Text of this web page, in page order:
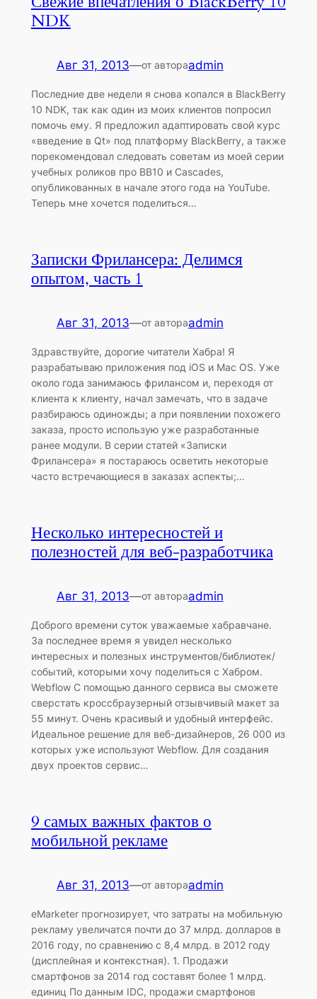
NDK
Авг 31, 2013—от автораadmin
Последние две недели я снова копался в BlackBerry
10 NDK, так как один из моих клиентов попросил
помочь ему. Я предложил адаптировать свой курс
«введение в Qt» под платформу BlackBerry, а также
порекомендовал следовать советам из моей серии
учебных роликов про BB10 и Cascades,
опубликованных в начале этого года на YouTube.
Теперь мне хочется поделиться…
Записки Фрилансера: Делимся
опытом, часть 1
Авг 31, 2013—от автораadmin
Здравствуйте, дорогие читатели Хабра! Я
разрабатываю приложения под iOS и Mac OS. Уже
около года занимаюсь фрилансом и, переходя от
клиента к клиенту, начал замечать, что в задаче
разбираюсь одиножды; а при появлении похожего
заказа, просто использую уже разработанные
ранее модули. В серии статей «Записки
Фрилансера» я постараюсь осветить некоторые
часто встречающиеся в заказах аспекты;…
Несколько интересностей и
полезностей для веб-разработчика
Авг 31, 2013—от автораadmin
Доброго времени суток уважаемые хабравчане.
За последнее время я увидел несколько
интересных и полезных инструментов/библиотек/
событий, которыми хочу поделиться с Хабром.
Webflow С помощью данного сервиса вы сможете
сверстать кроссбраузерный отзывчивый макет за
55 минут. Очень красивый и удобный интерфейс.
Идеальное решение для веб-дизайнеров, 26 000 из
которых уже используют Webflow. Для создания
двух проектов сервис…
9 самых важных фактов о
мобильной рекламе
Авг 31, 2013—от автораadmin
eMarketer прогнозирует, что затраты на мобильную
рекламу увеличатся почти до 37 млрд. долларов в
2016 году, по сравнению с 8,4 млрд. в 2012 году
(дисплейная и контекстная). 1. Продажи
смартфонов за 2014 год составят более 1 млрд.
единиц По данным IDC, продажи смартфонов